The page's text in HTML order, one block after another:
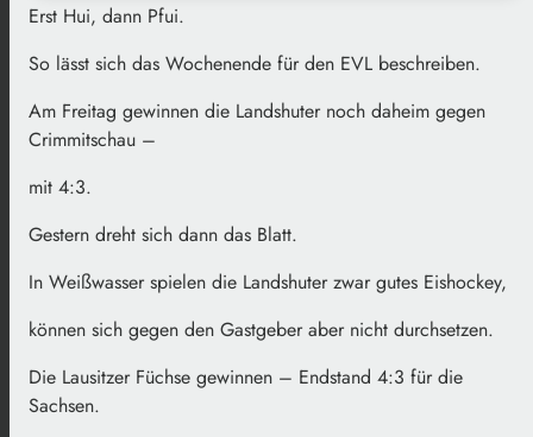
Erst Hui, dann Pfui.
So lässt sich das Wochenende für den EVL beschreiben.
Am Freitag gewinnen die Landshuter noch daheim gegen
Crimmitschau –
mit 4:3.
Gestern dreht sich dann das Blatt.
In Weißwasser spielen die Landshuter zwar gutes Eishockey,
können sich gegen den Gastgeber aber nicht durchsetzen.
Die Lausitzer Füchse gewinnen – Endstand 4:3 für die
Sachsen.